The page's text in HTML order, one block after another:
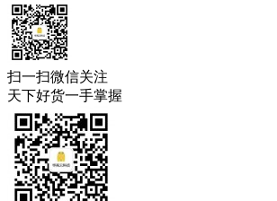
扫一扫微信关注
天下好货一手掌握